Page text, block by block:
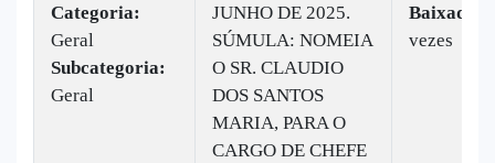
Categoria:
Geral
Subcategoria:
Geral
JUNHO DE 2025.
SÚMULA: NOMEIA
O SR. CLAUDIO
DOS SANTOS
MARIA, PARA O
CARGO DE CHEFE
Baixado:
vezes